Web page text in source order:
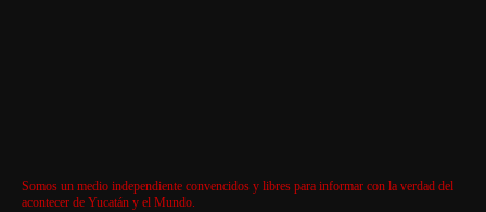
Somos un medio independiente convencidos y libres para informar con la verdad del
acontecer de Yucatán y el Mundo.